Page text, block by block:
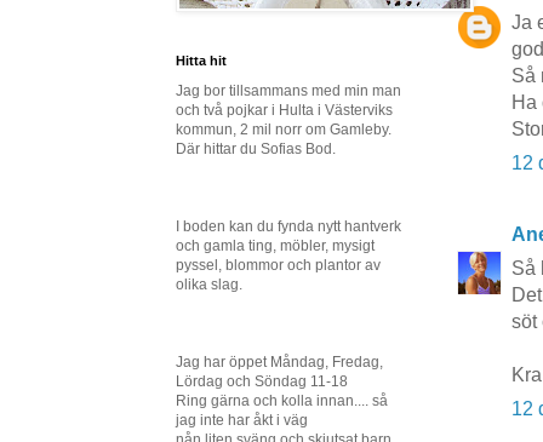
Ja
Så
Ha
12
Så
söt
12
Hitta hit
Jag bor tillsammans med min man
och två pojkar i Hulta i Västerviks
kommun, 2 mil norr om Gamleby.
Där hittar du Sofias Bod.
I boden kan du fynda nytt hantverk
och gamla ting, möbler, mysigt
pyssel, blommor och plantor av
olika slag.
Jag har öppet Måndag, Fredag,
Lördag och Söndag 11-18
Ring gärna och kolla innan.... så
jag inte har åkt i väg